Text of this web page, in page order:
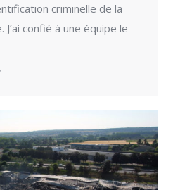
criminelle de la
confié à une équipe le